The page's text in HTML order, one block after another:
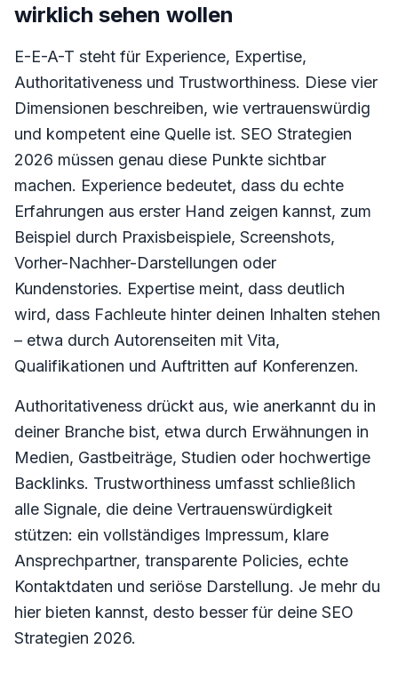
wirklich sehen wollen
E-E-A-T steht für Experience, Expertise,
Authoritativeness und Trustworthiness. Diese vier
Dimensionen beschreiben, wie vertrauenswürdig
und kompetent eine Quelle ist. SEO Strategien
2026 müssen genau diese Punkte sichtbar
machen. Experience bedeutet, dass du echte
Erfahrungen aus erster Hand zeigen kannst, zum
Beispiel durch Praxisbeispiele, Screenshots,
Vorher-Nachher-Darstellungen oder
Kundenstories. Expertise meint, dass deutlich
wird, dass Fachleute hinter deinen Inhalten stehen
– etwa durch Autorenseiten mit Vita,
Qualifikationen und Auftritten auf Konferenzen.
Authoritativeness drückt aus, wie anerkannt du in
deiner Branche bist, etwa durch Erwähnungen in
Medien, Gastbeiträge, Studien oder hochwertige
Backlinks. Trustworthiness umfasst schließlich
alle Signale, die deine Vertrauenswürdigkeit
stützen: ein vollständiges Impressum, klare
Ansprechpartner, transparente Policies, echte
Kontaktdaten und seriöse Darstellung. Je mehr du
hier bieten kannst, desto besser für deine SEO
Strategien 2026.